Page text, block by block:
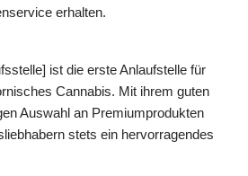
erhalten.
ist die erste Anlaufstelle für
Cannabis. Mit ihrem guten
Auswahl an Premiumprodukten
stets ein hervorragendes